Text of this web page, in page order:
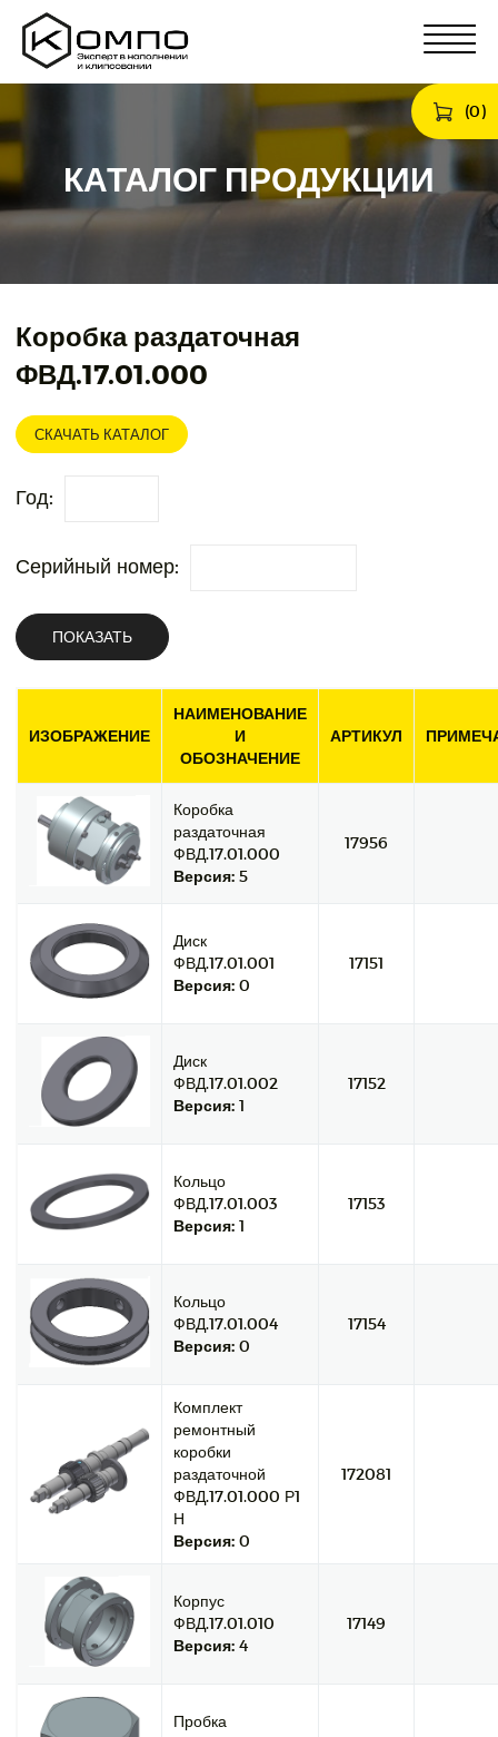
(0)
КАТАЛОГ ПРОДУКЦИИ
Коробка раздаточная
ФВД.17.01.000
СКАЧАТЬ КАТАЛОГ
Год:
Серийный номер:
ПОКАЗАТЬ
ИЗОБРАЖЕНИЕ
НАИМЕНОВАНИЕ
И
ОБОЗНАЧЕНИЕ
АРТИКУЛ
Коробка
раздаточная
ФВД.17.01.000
Версия: 5
17956
Диск
ФВД.17.01.001
Версия: 0
17151
Диск
ФВД.17.01.002
Версия: 1
17152
Кольцо
ФВД.17.01.003
Версия: 1
17153
Кольцо
ФВД.17.01.004
Версия: 0
17154
Комплект
ремонтный
коробки
раздаточной
ФВД.17.01.000 Р1
Н
Версия: 0
172081
Корпус
ФВД.17.01.010
Версия: 4
17149
Пробка